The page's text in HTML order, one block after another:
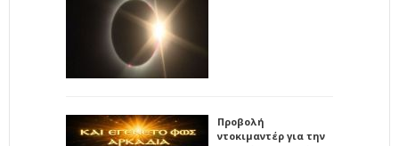
Προβολή
ντοκιμαντέρ για την